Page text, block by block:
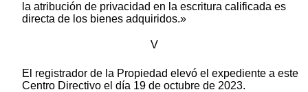
la atribución de privacidad en la escritura calificada es
directa de los bienes adquiridos.»
V
El registrador de la Propiedad elevó el expediente a este
Centro Directivo el día 19 de octubre de 2023.